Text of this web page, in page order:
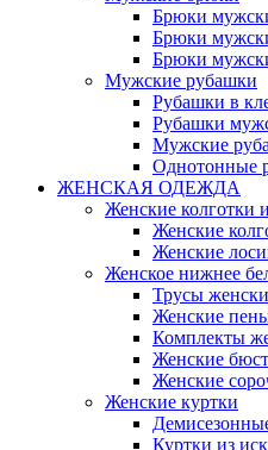
Брюки
Брюки
Брюки
Мужские рубашки
Рубашки в
Рубашки
Мужские
Однотонные
ЖЕНСКАЯ ОДЕЖДА
Женские колготки
Женские
Женские
Женское нижнее
Трусы
Женские
Комплекты
Женские
Женские
Женские куртки
Куртки из